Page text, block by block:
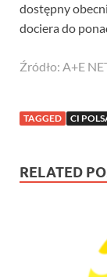
dostępny
dociera do
Źródło: A+E
TAGGED CI
RELATED